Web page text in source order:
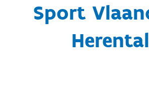
Sport